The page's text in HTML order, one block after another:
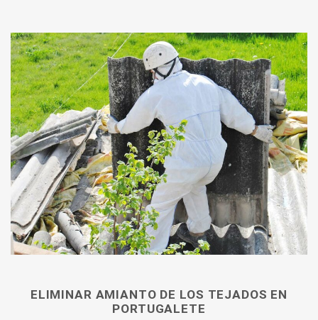
ELIMINAR AMIANTO DE LOS TEJADOS EN
PORTUGALETE